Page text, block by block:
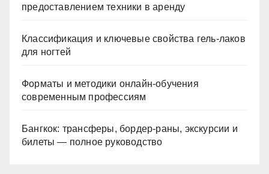
предоставлением техники в аренду
Классификация и ключевые свойства гель-лаков
для ногтей
Форматы и методики онлайн-обучения
современным профессиям
Бангкок: трансферы, бордер-раны, экскурсии и
билеты — полное руководство